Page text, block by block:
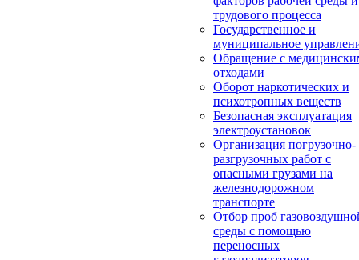
трудового процесса
Государственное и
муниципальное
Обращение с
отходами
Оборот наркотических и
психотропных веществ
Безопасная эксплуатация
электроустановок
Организация погрузочно-
разгрузочных работ с
опасными грузами на
железнодорожном
транспорте
Отбор проб
среды с помощью
переносных